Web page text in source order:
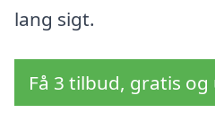
lang sigt.
Få 3 tilbud, gratis